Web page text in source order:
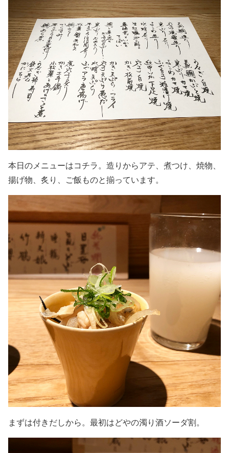
本日のメニューはコチラ。造りからアテ、煮つけ、焼物、
揚げ物、炙り、ご飯ものと揃っています。
まずは付きだしから。最初はどやの濁り酒ソーダ割。